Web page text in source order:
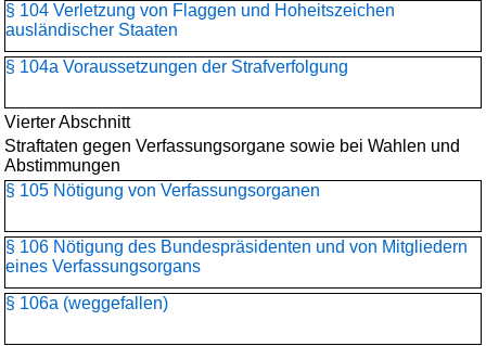
§ 104 Verletzung von Flaggen und Hoheitszeichen
ausländischer Staaten
§ 104a Voraussetzungen der Strafverfolgung
Vierter Abschnitt
Straftaten gegen Verfassungsorgane sowie bei Wahlen und
Abstimmungen
§ 105 Nötigung von Verfassungsorganen
§ 106 Nötigung des Bundespräsidenten und von Mitgliedern
eines Verfassungsorgans
§ 106a (weggefallen)